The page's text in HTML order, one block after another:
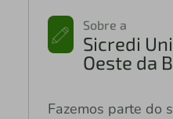
Sobre a
Sicredi
Oeste da
Fazemos parte do